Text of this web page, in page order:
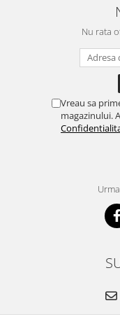
Nu rata
Vreau sa
magazinului.